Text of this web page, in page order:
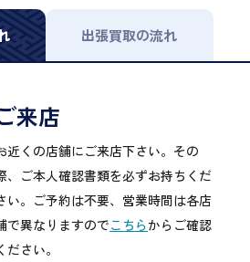
出張買取の流れ
来店
近くの店舗にご来店下さい。その
、ご本人確認書類を必ずお持ちくだ
い。ご予約は不要、営業時間は各店
で異なりますのでこちらからご確認
ださい。